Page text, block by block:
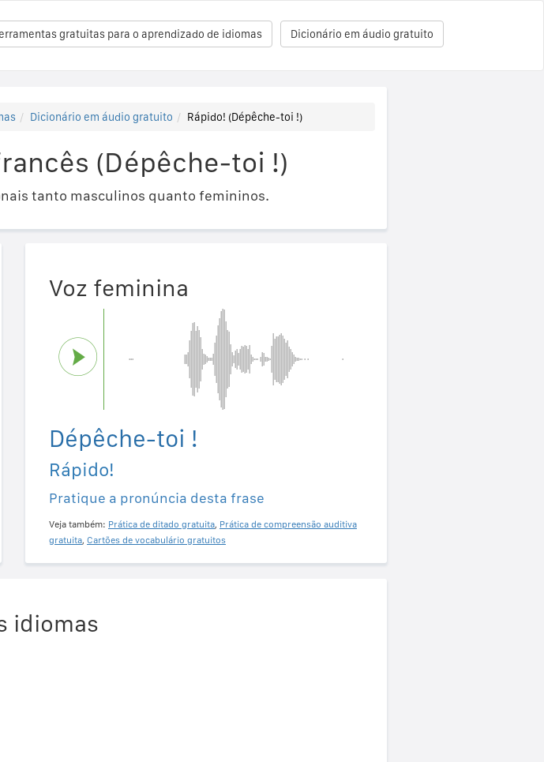
Dicionário em áudio gratuito
gratuitas para o aprendizado de idiomas
Dicionário em áudio gratuito Rápido! (Dépêche-toi !)
(Dépêche-toi !)
tanto masculinos quanto femininos.
Voz feminina
Dépêche-toi !
Rápido!
Pratique a pronúncia desta frase
Veja também: Prática de ditado gratuita, Prática de compreensão auditiva
gratuita, Cartões de vocabulário gratuitos
idiomas